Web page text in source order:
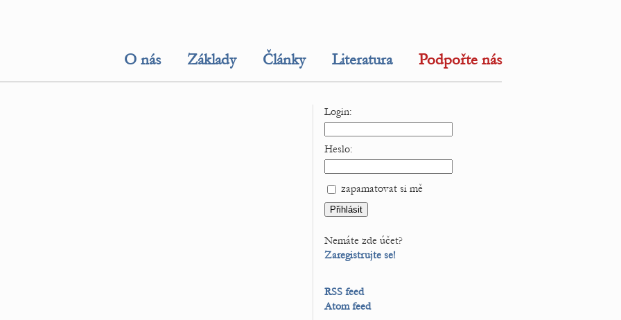
O nás Základy Články Literatura Podpořte nás
Login:
Heslo:
zapamatovat si mě
Nemáte zde účet?
Zaregistrujte se!
RSS feed
Atom feed